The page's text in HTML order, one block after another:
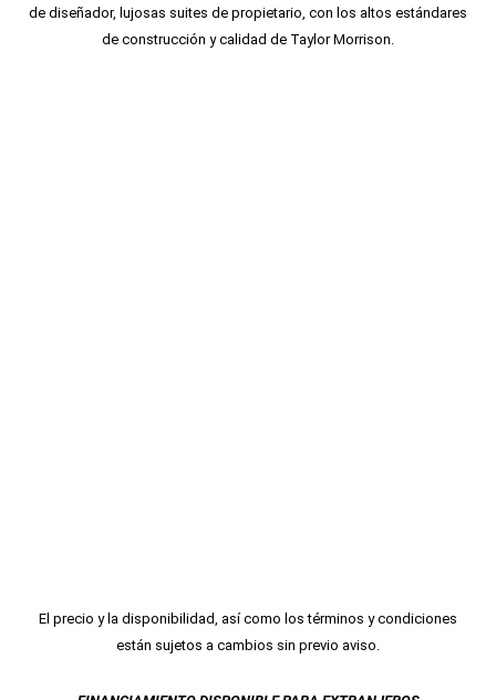
de diseñador, lujosas suites de propietario, con los altos estándares
de construcción y calidad de Taylor Morrison.
El precio y la disponibilidad, así como los términos y condiciones
están sujetos a cambios sin previo aviso.